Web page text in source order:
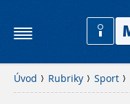
Úvod Rubriky Sport